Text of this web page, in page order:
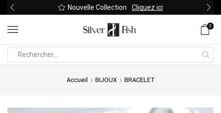
Nouvelle Collection Cliquez ici
0
Accueil BIJOUX BRACELET